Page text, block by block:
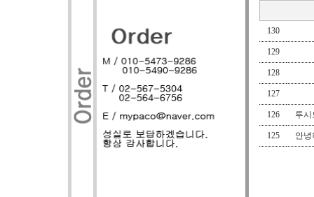
130
129
128
127
126 투시
125 안녕